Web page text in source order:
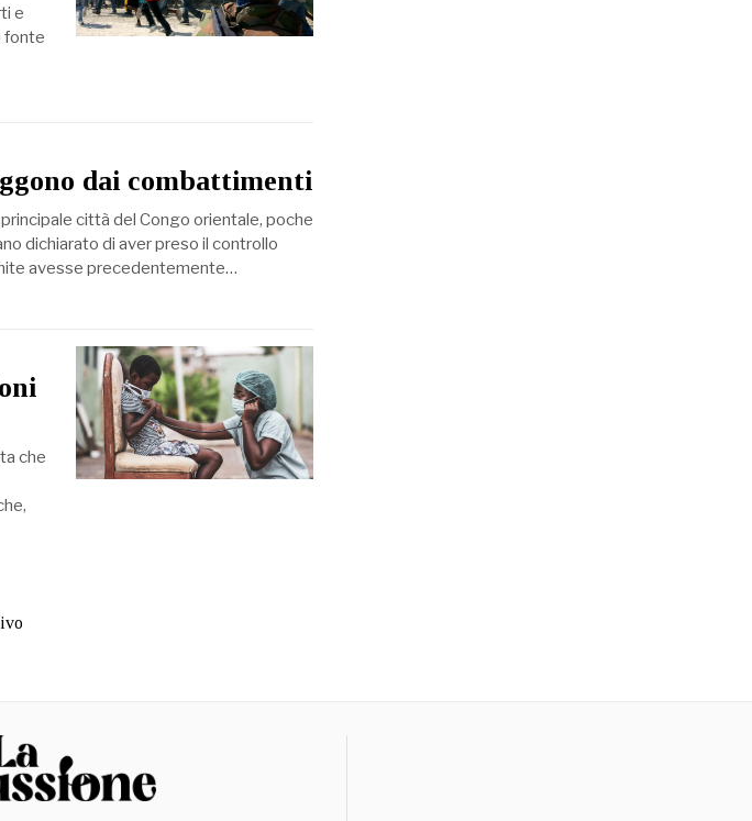
e
fonte
dai combattimenti
città del Congo orientale, poche
dichiarato di aver preso il controllo
avesse precedentemente…
che